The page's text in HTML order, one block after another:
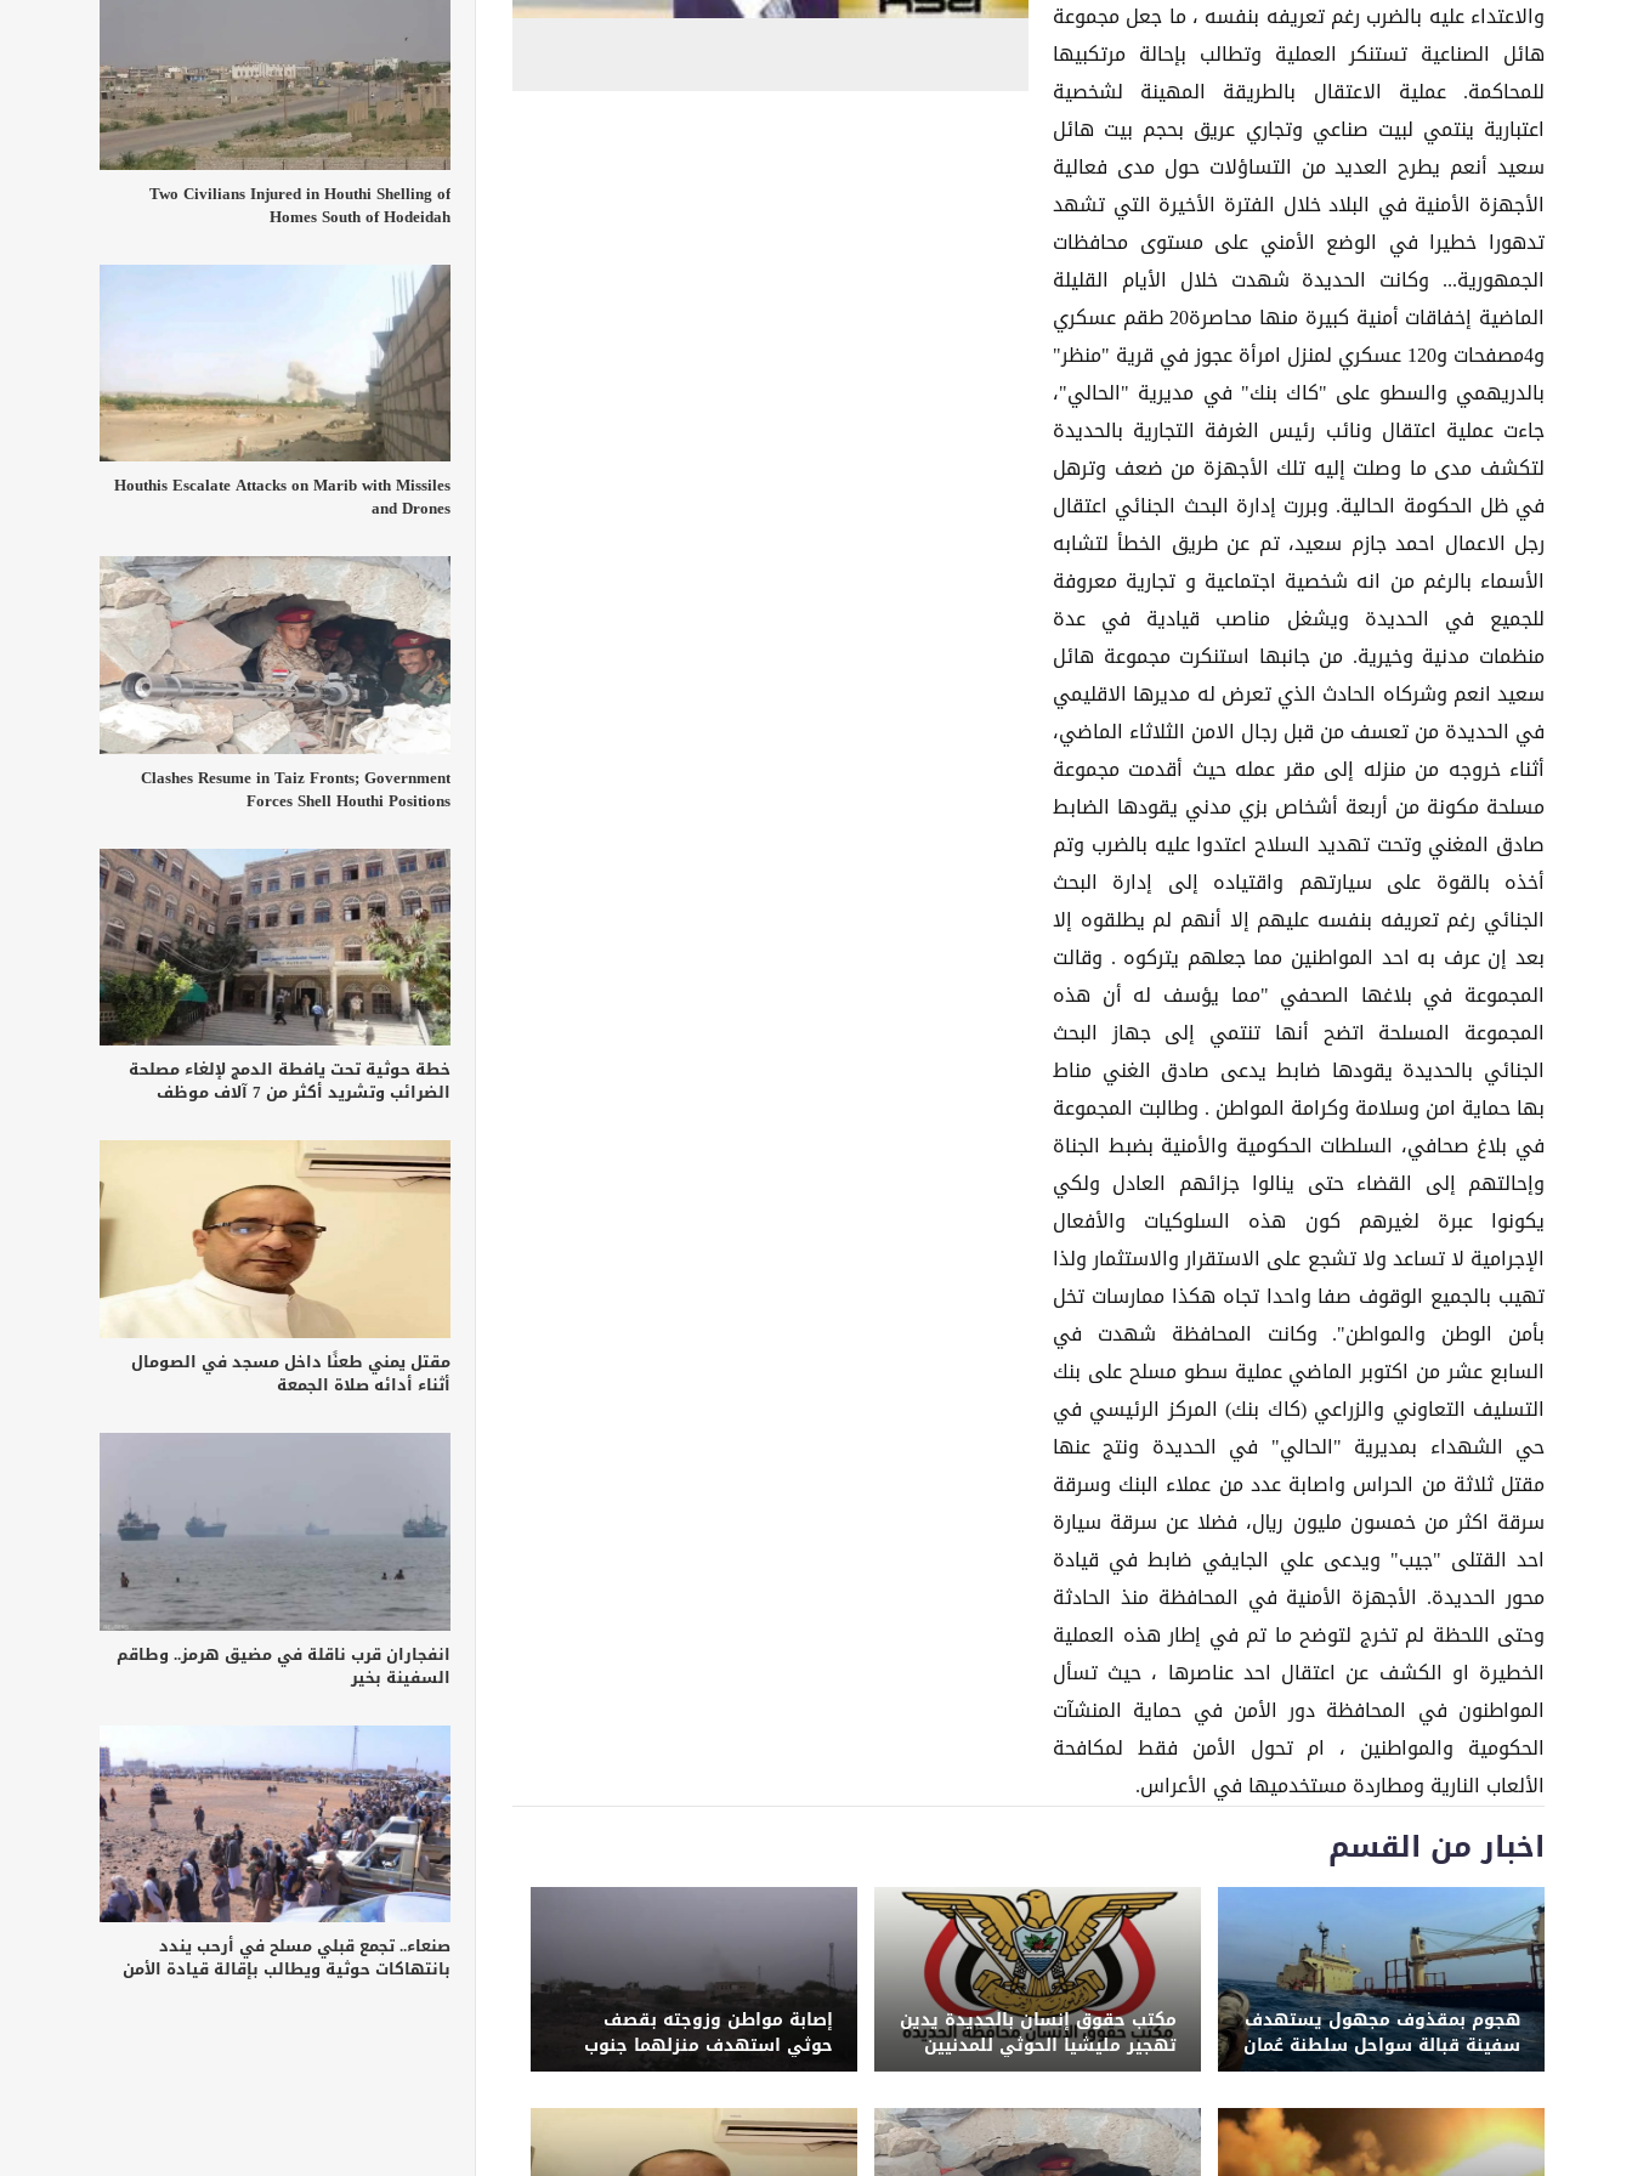
والاعتداء عليه بالضرب رغم تعريفه بنفسه ، ما جعل مجموعة
هائل الصناعية تستنكر العملية وتطالب بإحالة مرتكبيها
للمحاكمة. عملية الاعتقال بالطريقة المهينة لشخصية
اعتبارية ينتمي لبيت صناعي وتجاري عريق بحجم بيت هائل
سعيد أنعم يطرح العديد من التساؤلات حول مدى فعالية
الأجهزة الأمنية في البلاد خلال الفترة الأخيرة التي تشهد
تدهورا خطيرا في الوضع الأمني على مستوى محافظات
الجمهورية... وكانت الحديدة شهدت خلال الأيام القليلة
الماضية إخفاقات أمنية كبيرة منها محاصرة20 طقم عسكري
و4مصفحات و120 عسكري لمنزل امرأة عجوز في قرية "منظر"
بالدريهمي والسطو على "كاك بنك" في مديرية "الحالي"،
جاءت عملية اعتقال ونائب رئيس الغرفة التجارية بالحديدة
لتكشف مدى ما وصلت إليه تلك الأجهزة من ضعف وترهل
في ظل الحكومة الحالية. وبررت إدارة البحث الجنائي اعتقال
رجل الاعمال احمد جازم سعيد، تم عن طريق الخطأ لتشابه
الأسماء بالرغم من انه شخصية اجتماعية و تجارية معروفة
للجميع في الحديدة ويشغل مناصب قيادية في عدة
منظمات مدنية وخيرية. من جانبها استنكرت مجموعة هائل
سعيد انعم وشركاه الحادث الذي تعرض له مديرها الاقليمي
في الحديدة من تعسف من قبل رجال الامن الثلاثاء الماضي،
أثناء خروجه من منزله إلى مقر عمله حيث أقدمت مجموعة
مسلحة مكونة من أربعة أشخاص بزي مدني يقودها الضابط
صادق المغني وتحت تهديد السلاح اعتدوا عليه بالضرب وتم
أخذه بالقوة على سيارتهم واقتياده إلى إدارة البحث
الجنائي رغم تعريفه بنفسه عليهم إلا أنهم لم يطلقوه إلا
بعد إن عرف به احد المواطنين مما جعلهم يتركوه . وقالت
المجموعة في بلاغها الصحفي "مما يؤسف له أن هذه
المجموعة المسلحة اتضح أنها تنتمي إلى جهاز البحث
الجنائي بالحديدة يقودها ضابط يدعى صادق الغني مناط
بها حماية امن وسلامة وكرامة المواطن . وطالبت المجموعة
في بلاغ صحافي، السلطات الحكومية والأمنية بضبط الجناة
وإحالتهم إلى القضاء حتى ينالوا جزائهم العادل ولكي
يكونوا عبرة لغيرهم كون هذه السلوكيات والأفعال
الإجرامية لا تساعد ولا تشجع على الاستقرار والاستثمار ولذا
تهيب بالجميع الوقوف صفا واحدا تجاه هكذا ممارسات تخل
بأمن الوطن والمواطن". وكانت المحافظة شهدت في
السابع عشر من اكتوبر الماضي عملية سطو مسلح على بنك
التسليف التعاوني والزراعي (كاك بنك) المركز الرئيسي في
حي الشهداء بمديرية "الحالي" في الحديدة ونتج عنها
مقتل ثلاثة من الحراس واصابة عدد من عملاء البنك وسرقة
سرقة اكثر من خمسون مليون ريال، فضلا عن سرقة سيارة
احد القتلى "جيب" ويدعى علي الجايفي ضابط في قيادة
محور الحديدة. الأجهزة الأمنية في المحافظة منذ الحادثة
وحتى اللحظة لم تخرج لتوضح ما تم في إطار هذه العملية
الخطيرة او الكشف عن اعتقال احد عناصرها ، حيث تسأل
المواطنون في المحافظة دور الأمن في حماية المنشآت
الحكومية والمواطنين ، ام تحول الأمن فقط لمكافحة
الألعاب النارية ومطاردة مستخدميها في الأعراس.
اخبار من القسم
هجوم بمقذوف مجهول يستهدف
سفينة قبالة سواحل سلطنة عُمان
مكتب حقوق إنسان بالحديدة يدين
تهجير مليشيا الحوثي للمدنيين
جنوب الجراحي وجبل راس
إصابة مواطن وزوجته بقصف
حوثي استهدف منزلهما جنوب
الحديدة
Two Civilians Injured in Houthi Shelling of
Homes South of Hodeidah
Houthis Escalate Attacks on Marib with Missiles
and Drones
Clashes Resume in Taiz Fronts; Government
Forces Shell Houthi Positions
خطة حوثية تحت يافطة الدمج لإلغاء مصلحة
الضرائب وتشريد أكثر من 7 آلاف موظف
مقتل يمني طعنًا داخل مسجد في الصومال
أثناء أدائه صلاة الجمعة
انفجاران قرب ناقلة في مضيق هرمز.. وطاقم
السفينة بخير
صنعاء.. تجمع قبلي مسلح في أرحب يندد
بانتهاكات حوثية ويطالب بإقالة قيادة الأمن